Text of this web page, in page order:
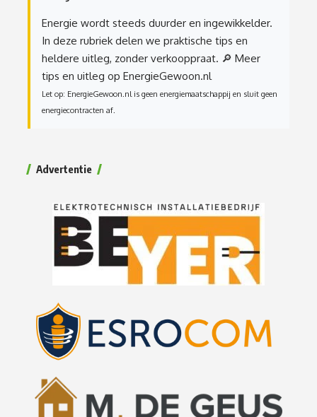
Energie wordt steeds duurder en ingewikkelder.
In deze rubriek delen we praktische tips en
heldere uitleg, zonder verkooppraat. 🔎 Meer
tips en uitleg op EnergieGewoon.nl
Let op: EnergieGewoon.nl is geen energiemaatschappij en sluit geen
energiecontracten af.
Advertentie